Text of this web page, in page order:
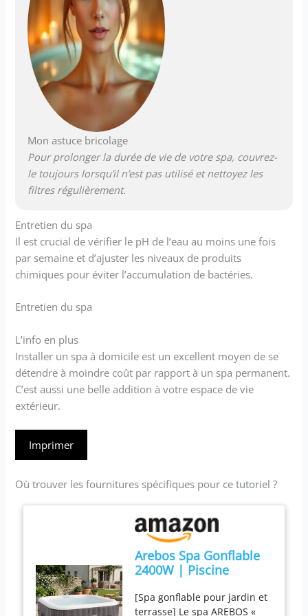
Mon astuce bricolage
Pour prolonger la durée de vie de votre spa, couvrez-
le toujours lorsqu’il n’est pas utilisé et nettoyez les
filtres régulièrement.
Entretien du spa
Il est crucial de vérifier le pH de l’eau au moins une fois
par semaine et d’ajuster les niveaux de produits
chimiques pour éviter l’accumulation de bactéries.
Entretien du spa
L’info en plus
Installer un spa à domicile est un excellent moyen de se
détendre à moindre coût par rapport à un spa permanent.
C’est aussi une belle addition à votre espace de vie
extérieur.
Imprimer
Où trouver les fournitures spécifiques pour ce tutoriel ?
Arebos Spa Gonflable
2400W | Piscine
Personnes 185x185cm
[Spa gonflable pour jardin et
terrasse] Le spa AREBOS «